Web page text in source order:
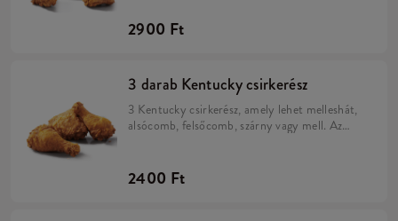
mindig szaftos és omlós lehessen.
2900 Ft
3 darab Kentucky csirkerész
3 Kentucky csirkerész, amely lehet melleshát,
alsócomb, felsőcomb, szárny vagy mell. Az
mindig szaftos és omlós lehessen.
2400 Ft